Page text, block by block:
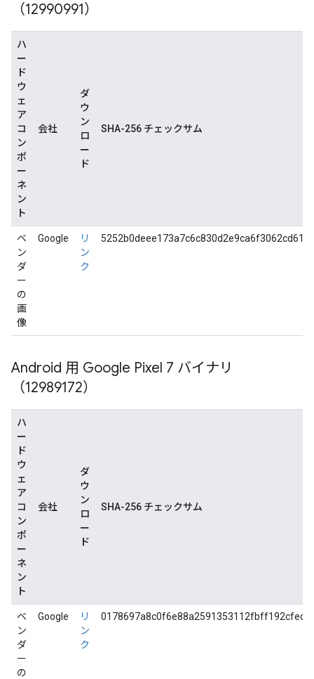
（12990991）
ハ
ー
ド
ウ
ェ
ア
コ
ン
ポ
ー
ネ
ン
ト
会社
ダ
ウ
ン
ロ
ー
ド
SHA-256 チェックサム
ベ
ン
ダ
ー
の
画
像
Google
リ
ン
ク
Android 用 Google Pixel 7 バイナリ
（12989172）
ハ
ー
ド
ウ
ェ
ア
コ
ン
ポ
ー
ネ
ン
ト
会社
ダ
ウ
ン
ロ
ー
ド
SHA-256 チェックサム
ベ
ン
ダ
ー
の
Google
リ
ン
ク